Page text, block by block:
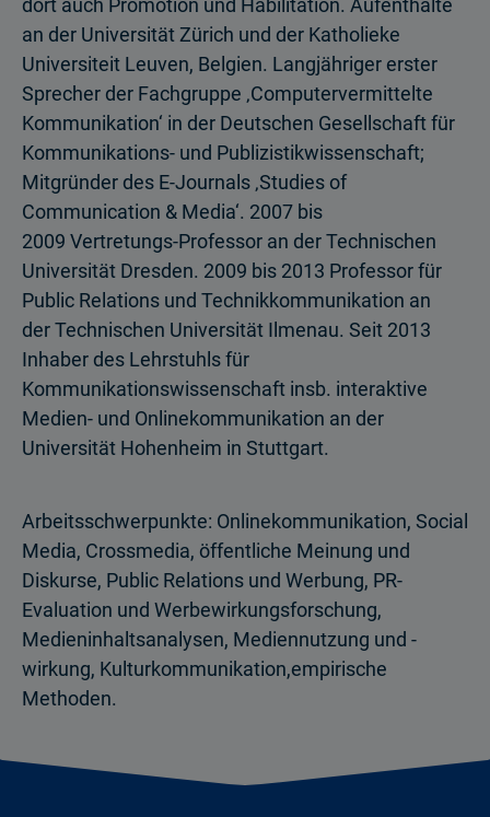
dort auch Promotion und Habilitation. Aufenthalte
an der Universität Zürich und der Katholieke
Universiteit Leuven, Belgien. Langjähriger erster
Sprecher der Fachgruppe ‚Computervermittelte
Kommunikation‘ in der Deutschen Gesellschaft für
Kommunikations- und Publizistikwissenschaft;
Mitgründer des E-Journals ‚Studies of
Communication & Media‘. 2007 bis
2009 Vertretungs-Professor an der Technischen
Universität Dresden. 2009 bis 2013 Professor für
Public Relations und Technikkommunikation an
der Technischen Universität Ilmenau. Seit 2013
Inhaber des Lehrstuhls für
Kommunikationswissenschaft insb. interaktive
Medien- und Onlinekommunikation an der
Universität Hohenheim in Stuttgart.
Arbeitsschwerpunkte: Onlinekommunikation, Social
Media, Crossmedia, öffentliche Meinung und
Diskurse, Public Relations und Werbung, PR-
Evaluation und Werbewirkungsforschung,
Medieninhaltsanalysen, Mediennutzung und -
wirkung, Kulturkommunikation,empirische
Methoden.